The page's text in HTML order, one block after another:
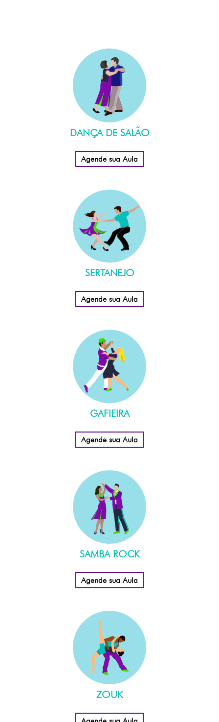
DANÇA DE SALÃO
Agende sua Aula
SERTANEJO
Agende sua Aula
GAFIEIRA
Agende sua Aula
SAMBA ROCK
Agende sua Aula
ZOUK